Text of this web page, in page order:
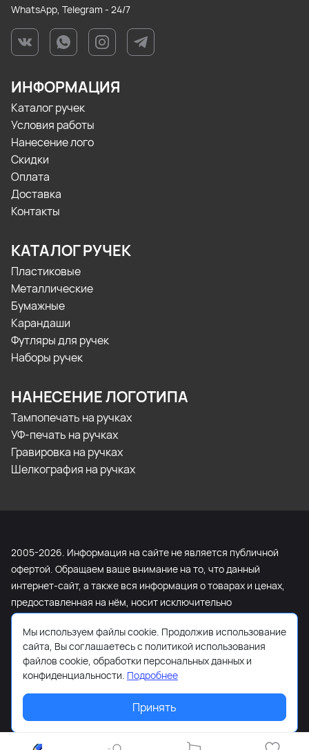
WhatsApp, Telegram - 24/7
ИНФОРМАЦИЯ
Каталог ручек
Условия работы
Нанесение лого
Скидки
Оплата
Доставка
Контакты
КАТАЛОГ РУЧЕК
Пластиковые
Металлические
Бумажные
Карандаши
Футляры для ручек
Наборы ручек
НАНЕСЕНИЕ ЛОГОТИПА
Тампопечать на ручках
УФ-печать на ручках
Гравировка на ручках
Шелкография на ручках
2005-2026. Информация на сайте не является публичной
офертой. Обращаем ваше внимание на то, что данный
интернет-сайт, а также вся информация о товарах и ценах,
предоставленная на нём, носит исключительно
информационный характер и ни при каких условиях не
является публичной офертой, определяемой положениями
Статьи 437 Гражданского кодекса Российской Федерации.
Для получения подробной информации о наличии и
стоимости указанных товаров и (или) услуг, пожалуйста,
обращайтесь к менеджеру сайта с помощью специальной
формы связи или по телефону +7 (495) 103-13-42.
Мы используем файлы cookie. Продолжив использование
сайта, Вы соглашаетесь с политикой использования
файлов cookie, обработки персональных данных и
конфиденциальности. Подробнее
Принять